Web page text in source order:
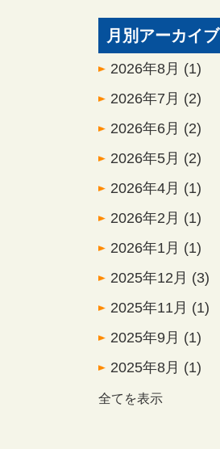
月別アーカイブ
2026年8月 (1)
2026年7月 (2)
2026年6月 (2)
2026年5月 (2)
2026年4月 (1)
2026年2月 (1)
2026年1月 (1)
2025年12月 (3)
2025年11月 (1)
2025年9月 (1)
2025年8月 (1)
全てを表示